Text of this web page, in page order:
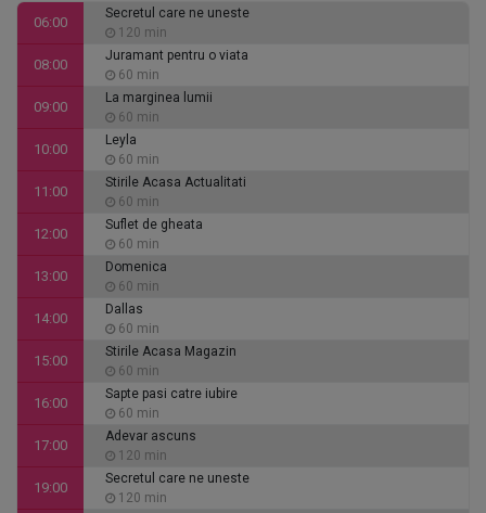
06:00
Secretul care ne uneste
120 min
08:00
Juramant pentru o viata
60 min
09:00
La marginea lumii
60 min
10:00
Leyla
60 min
11:00
Stirile Acasa Actualitati
60 min
12:00
Suflet de gheata
60 min
13:00
Domenica
60 min
14:00
Dallas
60 min
15:00
Stirile Acasa Magazin
60 min
16:00
Sapte pasi catre iubire
60 min
17:00
Adevar ascuns
120 min
19:00
Secretul care ne uneste
120 min